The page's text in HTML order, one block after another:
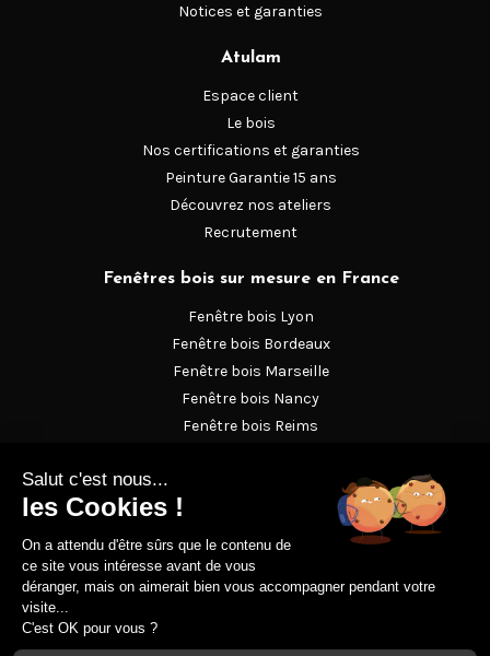
Notices et garanties
Atulam
Espace client
Le bois
Nos certifications et garanties
Peinture Garantie 15 ans
Découvrez nos ateliers
Recrutement
Fenêtres bois sur mesure en France
Fenêtre bois Lyon
Fenêtre bois Bordeaux
Fenêtre bois Marseille
Fenêtre bois Nancy
Fenêtre bois Reims
Fenêtre en bois Versailles
Le lexique de la menuiserie bois
Nos conseils